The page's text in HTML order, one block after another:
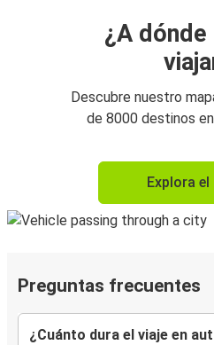
¿A
Descubre nuestro
de 8000 destinos
Explora el
Preguntas frecuentes
¿Cuánto dura el viaje en